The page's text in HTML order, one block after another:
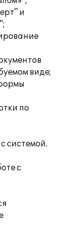
и
виде;
по
системой.
с